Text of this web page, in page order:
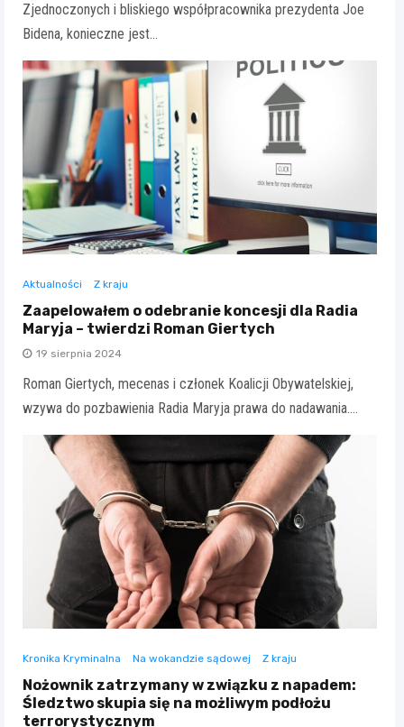
Zjednoczonych i bliskiego współpracownika prezydenta Joe
Bidena, konieczne jest…
Aktualności Z kraju
Zaapelowałem o odebranie koncesji dla Radia
Maryja – twierdzi Roman Giertych
19 sierpnia 2024
Roman Giertych, mecenas i członek Koalicji Obywatelskiej,
wzywa do pozbawienia Radia Maryja prawa do nadawania.…
Kronika Kryminalna Na wokandzie sądowej Z kraju
Nożownik zatrzymany w związku z napadem:
Śledztwo skupia się na możliwym podłożu
terrorystycznym